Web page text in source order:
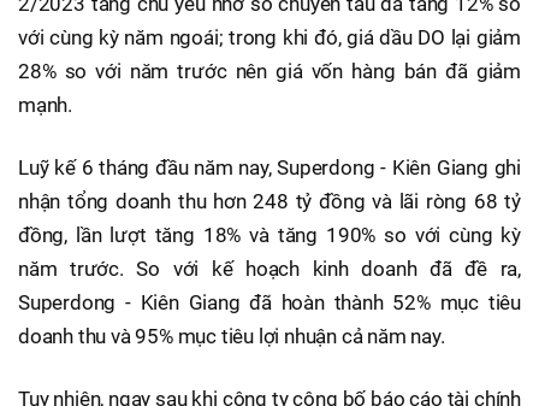
với cùng kỳ năm ngoái; trong khi đó, giá dầu DO lại giảm
28% so với năm trước nên giá vốn hàng bán đã giảm
mạnh.
Luỹ kế 6 tháng đầu năm nay, Superdong - Kiên Giang ghi
nhận tổng doanh thu hơn 248 tỷ đồng và lãi ròng 68 tỷ
đồng, lần lượt tăng 18% và tăng 190% so với cùng kỳ
năm trước. So với kế hoạch kinh doanh đã đề ra,
Superdong - Kiên Giang đã hoàn thành 52% mục tiêu
doanh thu và 95% mục tiêu lợi nhuận cả năm nay.
Tuy nhiên, ngay sau khi công ty công bố báo cáo tài chính